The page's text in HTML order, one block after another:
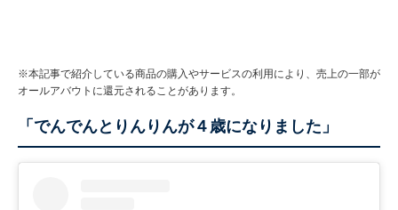
※本記事で紹介している商品の購入やサービスの利用により、売上の一部が
オールアバウトに還元されることがあります。
「でんでんとりんりんが４歳になりました」